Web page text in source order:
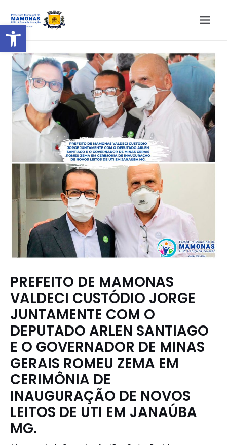
Barra de Ferramentas Aberta
PREFEITO DE MAMONAS
VALDECI CUSTÓDIO JORGE
JUNTAMENTE COM O
DEPUTADO ARLEN SANTIAGO
E O GOVERNADOR DE MINAS
GERAIS ROMEU ZEMA EM
CERIMÔNIA DE
INAUGURAÇÃO DE NOVOS
LEITOS DE UTI EM JANAÚBA
MG.